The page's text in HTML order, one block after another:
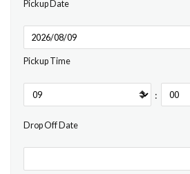
Pickup Date
Pickup Time
:
Drop Off Date